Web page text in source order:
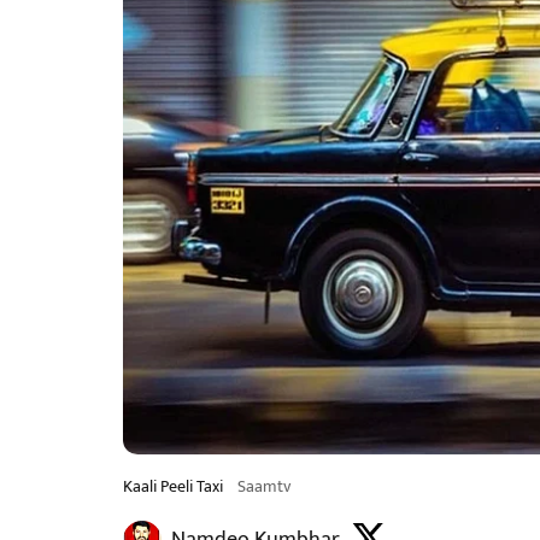
Kaali Peeli Taxi Saamtv